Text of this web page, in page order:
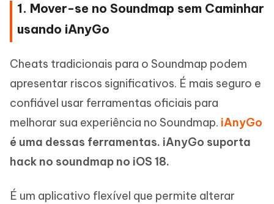
1. Mover-se no Soundmap sem Caminhar
usando iAnyGo
Cheats tradicionais para o Soundmap podem
apresentar riscos significativos. É mais seguro e
confiável usar ferramentas oficiais para
melhorar sua experiência no Soundmap. iAnyGo
é uma dessas ferramentas. iAnyGo suporta
hack no soundmap no iOS 18.
É um aplicativo flexível que permite alterar